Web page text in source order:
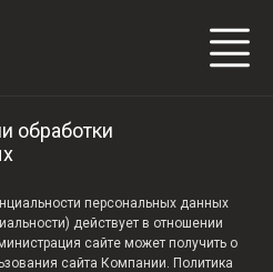
обработки
персональных данных
действует в отношении
сайте может получить о
сайта Компании. Политика